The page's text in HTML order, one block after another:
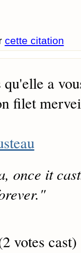
cette citation
a
filet
once it
votes cast)